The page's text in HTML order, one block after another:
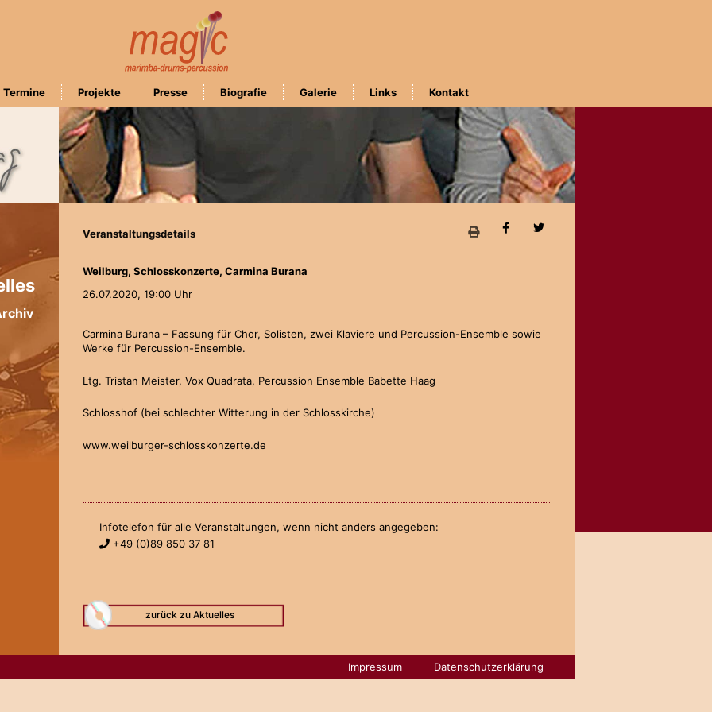
Termine Projekte Presse Biografie Galerie Links Kontakt
Veranstaltungsdetails
Weilburg, Schlosskonzerte, Carmina Burana
26.07.2020, 19:00 Uhr
Carmina Burana – Fassung für Chor, Solisten, zwei Klaviere und Percussion-Ensemble sowie
Werke für Percussion-Ensemble.
Ltg. Tristan Meister, Vox Quadrata, Percussion Ensemble Babette Haag
Schlosshof (bei schlechter Witterung in der Schlosskirche)
www.weilburger-schlosskonzerte.de
Infotelefon für alle Veranstaltungen, wenn nicht anders angegeben:
+49 (0)89 850 37 81
zurück zu Aktuelles
Impressum Datenschutzerklärung